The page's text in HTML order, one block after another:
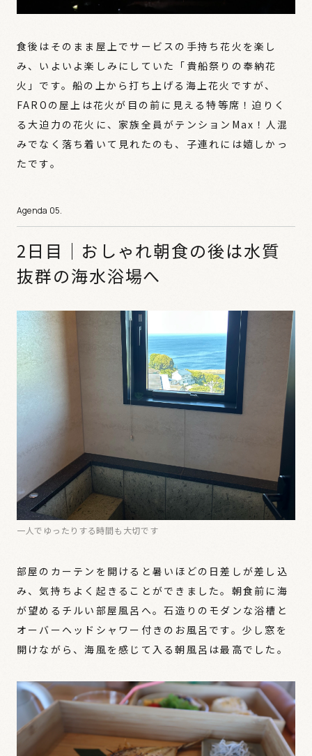
食後はそのまま屋上でサービスの手持ち花火を楽し
み、いよいよ楽しみにしていた「貴船祭りの奉納花
火」です。船の上から打ち上げる海上花火ですが、
FAROの屋上は花火が目の前に見える特等席！迫りく
る大迫力の花火に、家族全員がテンションMax！人混
みでなく落ち着いて見れたのも、子連れには嬉しかっ
たです。
2日目｜おしゃれ朝食の後は水質
抜群の海水浴場へ
一人でゆったりする時間も大切です
部屋のカーテンを開けると暑いほどの日差しが差し込
み、気持ちよく起きることができました。朝食前に海
が望めるチルい部屋風呂へ。石造りのモダンな浴槽と
オーバーヘッドシャワー付きのお風呂です。少し窓を
開けながら、海風を感じて入る朝風呂は最高でした。